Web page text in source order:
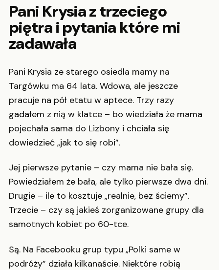
Pani Krysia z trzeciego
piętra i pytania które mi
zadawała
Pani Krysia ze starego osiedla mamy na
Targówku ma 64 lata. Wdowa, ale jeszcze
pracuje na pół etatu w aptece. Trzy razy
gadałem z nią w klatce – bo wiedziała że mama
pojechała sama do Lizbony i chciała się
dowiedzieć „jak to się robi”.
Jej pierwsze pytanie – czy mama nie bała się.
Powiedziałem że bała, ale tylko pierwsze dwa dni.
Drugie – ile to kosztuje „realnie, bez ściemy”.
Trzecie – czy są jakieś zorganizowane grupy dla
samotnych kobiet po 60-tce.
Są. Na Facebooku grup typu „Polki same w
podróży” działa kilkanaście. Niektóre robią